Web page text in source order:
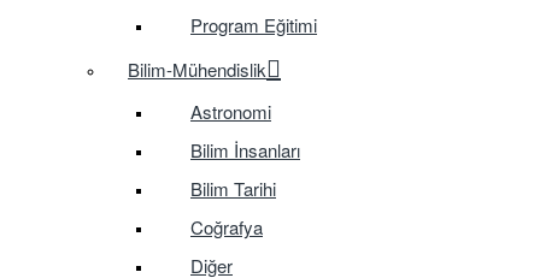
Program Eğitimi
Bilim-Mühendislik
Astronomi
Bilim İnsanları
Bilim Tarihi
Coğrafya
Diğer